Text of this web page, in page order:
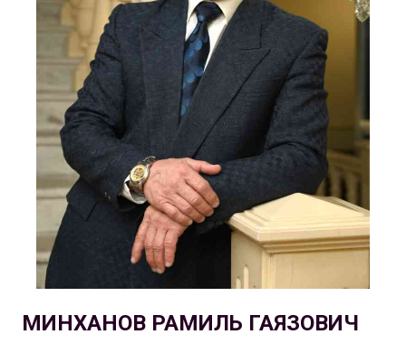
МИНХАНОВ РАМИЛЬ ГАЯЗОВИЧ